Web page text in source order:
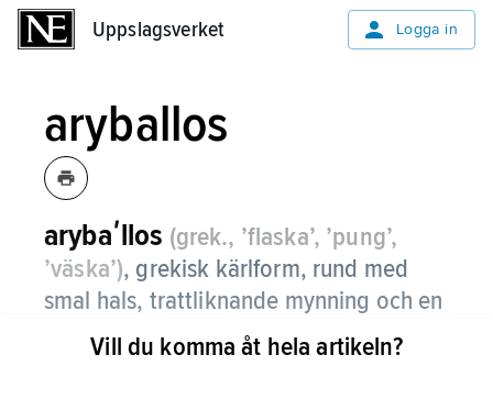
Uppslagsverket Logga in
aryballos
arybaʹllos (grek., ’flaska’, ’pung’,
’väska’), grekisk kärlform, rund med
smal hals, trattliknande mynning och en
hänkel (någon gång förekommer två
hänklar).
Vill du komma åt hela artikeln?